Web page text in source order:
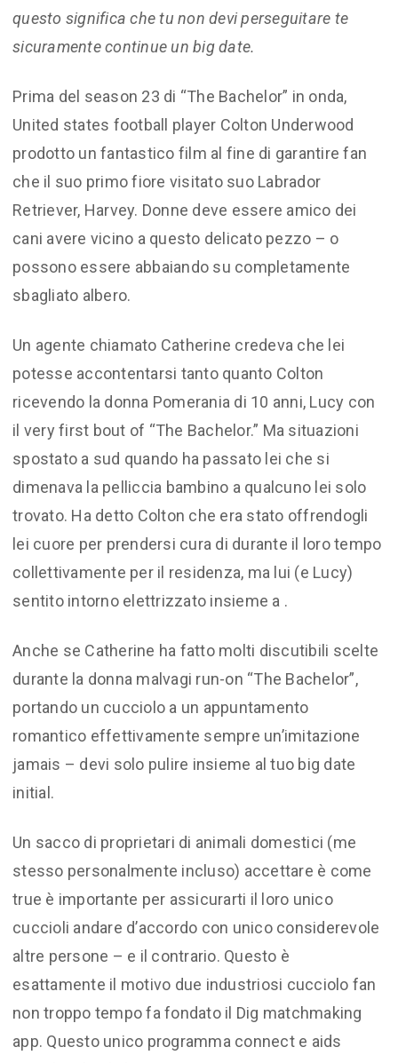
questo significa che tu non devi perseguitare te
sicuramente continue un big date.
Prima del season 23 di “The Bachelor” in onda,
United states football player Colton Underwood
prodotto un fantastico film al fine di garantire fan
che il suo primo fiore visitato suo Labrador
Retriever, Harvey. Donne deve essere amico dei
cani avere vicino a questo delicato pezzo – o
possono essere abbaiando su completamente
sbagliato albero.
Un agente chiamato Catherine credeva che lei
potesse accontentarsi tanto quanto Colton
ricevendo la donna Pomerania di 10 anni, Lucy con
il very first bout of “The Bachelor.” Ma situazioni
spostato a sud quando ha passato lei che si
dimenava la pelliccia bambino a qualcuno lei solo
trovato. Ha detto Colton che era stato offrendogli
lei cuore per prendersi cura di durante il loro tempo
collettivamente per il residenza, ma lui (e Lucy)
sentito intorno elettrizzato insieme a .
Anche se Catherine ha fatto molti discutibili scelte
durante la donna malvagi run-on “The Bachelor”,
portando un cucciolo a un appuntamento
romantico effettivamente sempre un’imitazione
jamais – devi solo pulire insieme al tuo big date
initial.
Un sacco di proprietari di animali domestici (me
stesso personalmente incluso) accettare è come
true è importante per assicurarti il loro unico
cuccioli andare d’accordo con unico considerevole
altre persone – e il contrario. Questo è
esattamente il motivo due industriosi cucciolo fan
non troppo tempo fa fondato il Dig matchmaking
app. Questo unico programma connect e aids